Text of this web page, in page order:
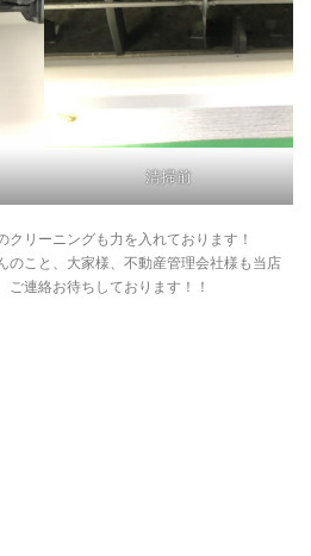
清掃前
リーニングも力を入れております！
のこと、大家様、不動産管理会社様も当店
連絡お待ちしております！！